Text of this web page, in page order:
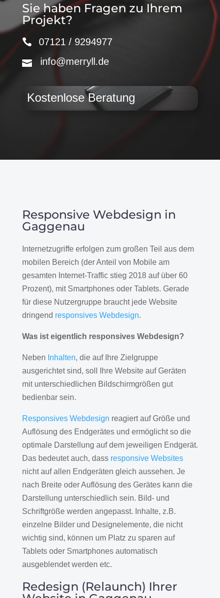
Sie haben Fragen zu Ihrem
Projekt?
07121 / 9294977
info@merryll.de
Kostenlose Beratung
Responsive Webdesign in
Gaggenau
Internetzugriffe erfolgen zum großen Teil aus dem
mobilen Bereich (der Anteil von Mobile am
gesamten Internet-Traffic stieg 2018 auf über 60
Prozent), mit Smartphones oder Tablets. Gerade
für diese Nutzergruppe braucht jede Website
dringend responsives Webdesign.
Was ist eigentlich responsives Webdesign?
Neben Inhalten, die auf Ihre Zielgruppe
ausgerichtet sind, soll Ihre Website auf Geräten
mit unterschiedlichen Bildschirmgrößen gut
bedienbar sein.
Responsives Webdesign reagiert auf Größe und
Auflösung des Endgerätes und ermöglicht so die
optimale Darstellung auf dem jeweiligen Endgerät.
Das bedeutet auch, dass responsive Websites
nicht auf allen Endgeräten gleich aussehen. Je
nach Breite oder Auflösung des Gerätes kann die
Darstellung unterschiedlich sein. Bild- und
Schriftgröße werden angepasst. Inhalte, z.B.
einzelne Bilder und Designelemente, die nicht
wichtig sind, können um Platz zu sparen auf
Tablets oder Smartphones automatisch
ausgeblendet werden etc.
Redesign (Relaunch) Ihrer